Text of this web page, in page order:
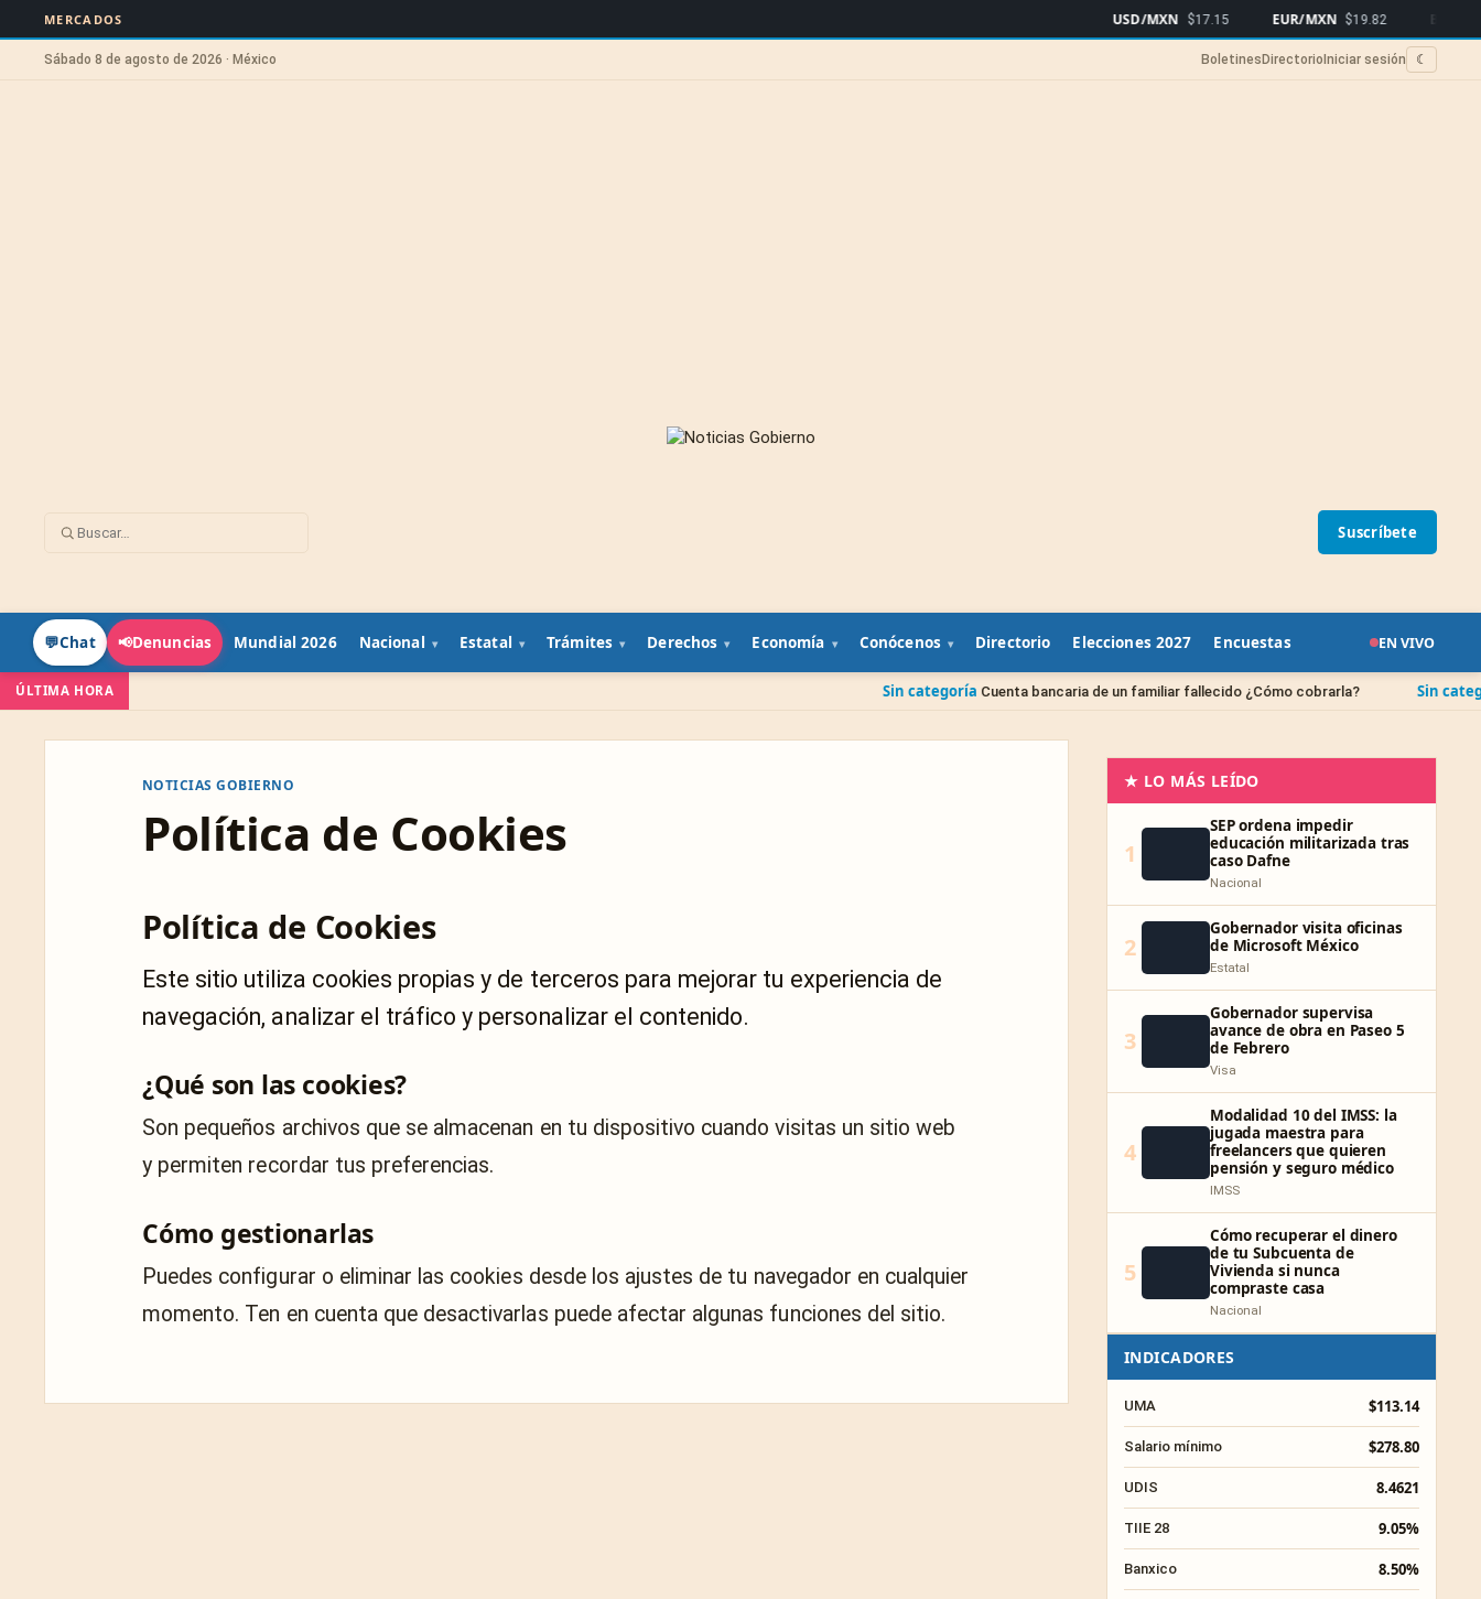
MERCADOS USD/MXN $17.15 EUR/MXN $19.82 Bitcoin
Sábado 8 de agosto de 2026 · México Boletines Directorio Iniciar sesión ☾
Suscríbete
💬Chat 📢Denuncias Mundial 2026 Nacional Estatal Trámites Derechos Economía Conócenos Directorio Elecciones 2027 Encuestas EN VIVO
ÚLTIMA HORA Sin categoríaCuenta bancaria de un familiar fallecido ¿Cómo cobrarla? Sin categoría
NOTICIAS GOBIERNO
Política de Cookies
Política de Cookies
Este sitio utiliza cookies propias y de terceros para mejorar tu experiencia de
navegación, analizar el tráfico y personalizar el contenido.
¿Qué son las cookies?
Son pequeños archivos que se almacenan en tu dispositivo cuando visitas un sitio web
y permiten recordar tus preferencias.
Cómo gestionarlas
Puedes configurar o eliminar las cookies desde los ajustes de tu navegador en cualquier
momento. Ten en cuenta que desactivarlas puede afectar algunas funciones del sitio.
★ LO MÁS LEÍDO
1
SEP ordena impedir
educación militarizada tras
caso Dafne
Nacional
2
Gobernador visita oficinas
de Microsoft México
Estatal
3
Gobernador supervisa
avance de obra en Paseo 5
de Febrero
Visa
4
Modalidad 10 del IMSS: la
jugada maestra para
freelancers que quieren
pensión y seguro médico
IMSS
5
Cómo recuperar el dinero
de tu Subcuenta de
Vivienda si nunca
compraste casa
Nacional
INDICADORES
UMA $113.14
Salario mínimo $278.80
UDIS 8.4621
TIIE 28 9.05%
Banxico 8.50%